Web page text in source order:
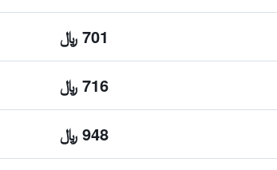
701 ﷼
716 ﷼
948 ﷼